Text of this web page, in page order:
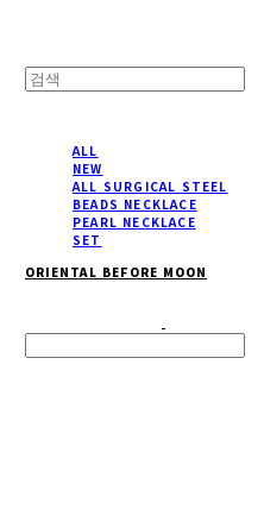
ALL
NEW
ALL SURGICAL STEEL
BEADS NECKLACE
PEARL NECKLACE
SET
ORIENTAL BEFORE MOON